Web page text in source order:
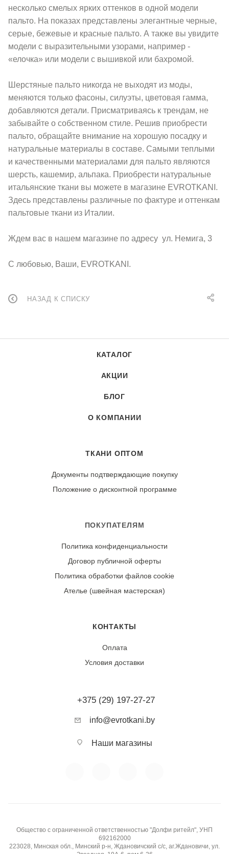
несколько смелых ярких оттенков в одной модели
пальто. На показах представлены элегантные черные,
серые, бежевые и красные пальто. А также вы увидите
модели с выразительными узорами, например -
«елочка» или модели с вышивкой или бахромой.
Шерстяные пальто никогда не выходят из моды,
меняются только фасоны, силуэты, цветовая гамма,
добавляются детали. Присматриваясь к трендам, не
забывайте о собственном стиле. Решив приобрести
пальто, обращайте внимание на хорошую посадку и
натуральные материалы в составе. Самыми теплыми
и качественными материалами для пальто являются
шерсть, кашемир, альпака. Приобрести натуральные
итальянские ткани вы можете в магазине EVROTKANI.
Здесь представлены различные по фактуре и оттенкам
пальтовые ткани из Италии.
Ждем вас в нашем магазине по адресу ул. Немига, 3
С любовью, Ваши, EVROTKANI.
НАЗАД К СПИСКУ
КАТАЛОГ
АКЦИИ
БЛОГ
О КОМПАНИИ
ТКАНИ ОПТОМ
Документы подтверждающие покупку
Положение о дисконтной программе
ПОКУПАТЕЛЯМ
Политика конфиденциальности
Договор публичной оферты
Политика обработки файлов cookie
Ателье (швейная мастерская)
КОНТАКТЫ
Оплата
Условия доставки
+375 (29) 197-27-27
info@evrotkani.by
Наши магазины
Общество с ограниченной ответственностью "Долфи ритейл", УНП
692162000
223028, Минская обл., Минский р-н, Ждановичский с/с, аг.Ждановичи, ул.